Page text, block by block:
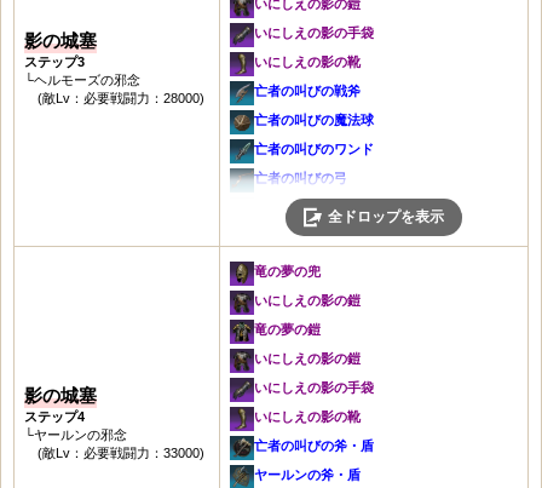
冒険者の短剣
信仰の短剣
冒険者の杖
信仰の杖
冒険者のメイス・盾
信仰のメイス・盾
冒険者の槍・盾
信仰の槍・盾
灰色のレザーベルト
マンモスの角笛
冒険者の斧・盾
信仰の斧・盾
冒険者の大剣
信仰の大剣
冒険者の魔法球
信仰の魔法球
冒険者のワンド
信仰のワンド
冒険者の弓
信仰の弓
冒険者の短剣
信仰の短剣
冒険者の杖
信仰の杖
冒険者のメイス・盾
城塞の双斧
灰色の兜
城塞の兜
灰色の鎧
城塞の鎧
荒地の手袋
荒地の靴
魔力の首飾り
灰色の耳飾り
灰色の腕輪
城塞の腕輪
灰色の指輪
灰色のレザーベルト
マンモスの角笛
冒険者の斧・盾
信仰の斧・盾
[溢れる気迫]襲撃の修業本
[迅速な治療]治癒の修業本
[陣形強化]保護の修業本
灰色の剣・盾
城塞の剣・盾
灰色の大剣
灰色の魔法球
城塞の魔法球
灰色のワンド
城塞のワンド
灰色の弓
城塞の弓
灰色の短剣
城塞の短剣
灰色の杖
城塞の杖
未知の結晶
[先鋒隊長]守護の修業本
[バリア強化]元素の修業本
[熟練魔法]闇の修業本
[鈍化の矢]戦闘の修業本
[溢れる気迫]襲撃の修業本
[迅速な治療]治癒の修業本
[陣形強化]保護の修業本
灰色の剣・盾
冬の鎧
闇の手袋
闇の靴
極寒の首飾り
闇の耳飾り
極寒の腕輪
闇のベルト
未知の結晶
影の城塞
ステップ3
└ヘルモーズの邪念
(敵Lv：必要戦闘力：28000)
いにしえの影の鎧
いにしえの影の手袋
いにしえの影の靴
亡者の叫びの戦斧
亡者の叫びの魔法球
亡者の叫びのワンド
亡者の叫びの弓
亡者の叫びの短剣
亡者の叫びの杖
亡者の叫びのメイス・盾
亡者の叫びの槍・盾
亡者の叫びの双斧
冬の兜
冬の鎧
闇の手袋
闇の靴
極寒の首飾り
全ドロップを表示
影の城塞
ステップ4
└ヤールンの邪念
(敵Lv：必要戦闘力：33000)
竜の夢の兜
いにしえの影の鎧
竜の夢の鎧
いにしえの影の鎧
いにしえの影の手袋
いにしえの影の靴
亡者の叫びの斧・盾
ヤールンの斧・盾